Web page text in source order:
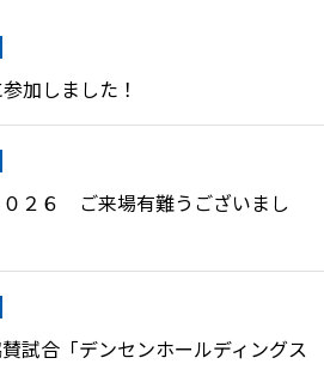
加しました！
２６ ご来場有難うございまし
試合「デンセンホールディングス